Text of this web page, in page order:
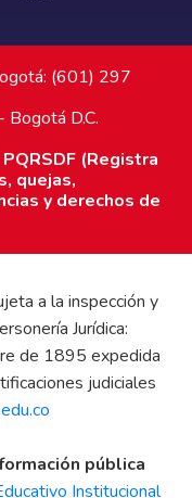
(601) 297
D.C.
PQRSDF (Registra
quejas,
y derechos de
a la inspección y
Jurídica:
de 1895 expedida
judiciales
pública
Institucional